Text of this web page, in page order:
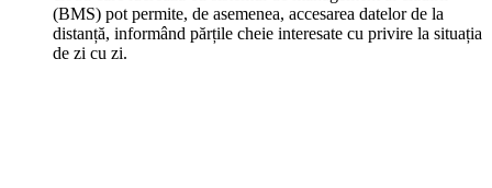
(BMS) pot permite, de asemenea, accesarea datelor de la
distanță, informând părțile cheie interesate cu privire la situația
de zi cu zi.